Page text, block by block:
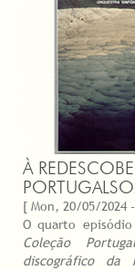
À
[ Mon, 20/05/2024
O quarto
Coleção
discográfico da